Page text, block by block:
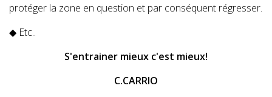
protéger la zone en question et par conséquent régresser.
◆ Etc..
S'entrainer mieux c'est mieux!
C.CARRIO